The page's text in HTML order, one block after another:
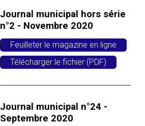
Journal municipal hors série
n°2 - Novembre 2020
Feuilleter le magazine en ligne
Télécharger le fichier (PDF)
Journal municipal n°24 -
Septembre 2020